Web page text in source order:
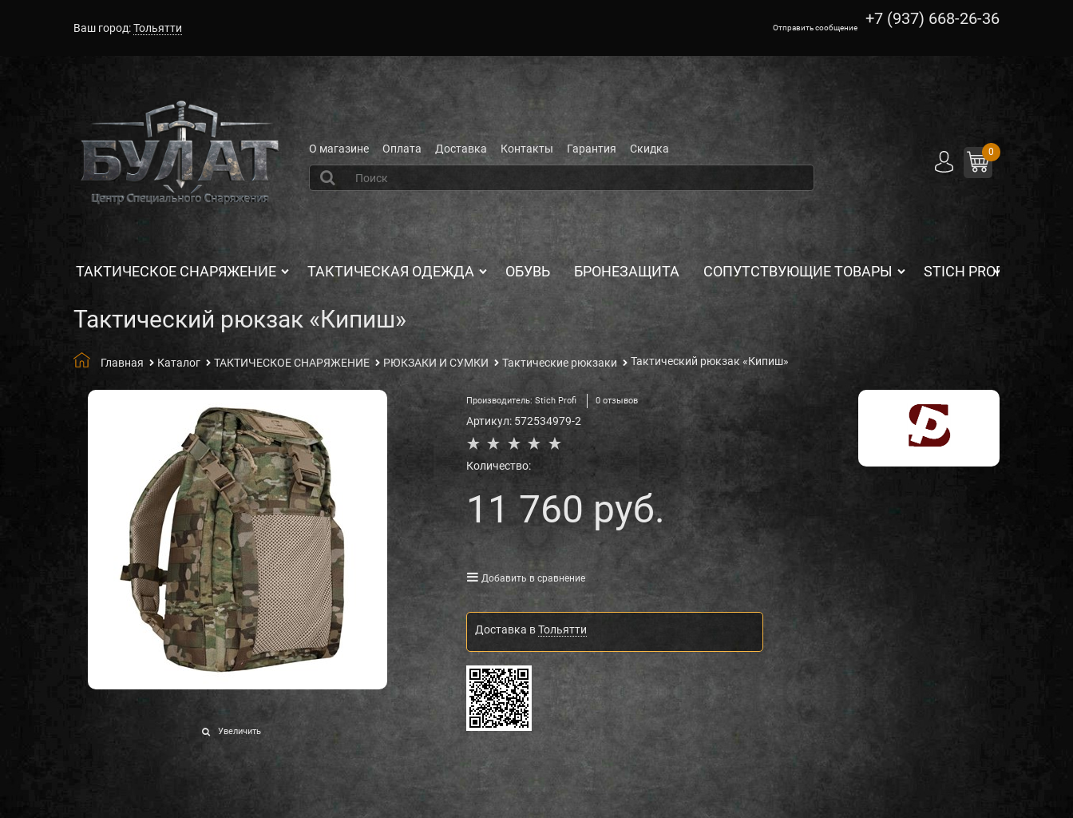
Ваш город:Тольятти Отправить сообщение +7 (937) 668-26-36
О магазине Оплата Доставка Контакты Гарантия Скидка 0
ТАКТИЧЕСКОЕ СНАРЯЖЕНИЕ ТАКТИЧЕСКАЯ ОДЕЖДА ОБУВЬ БРОНЕЗАЩИТА СОПУТСТВУЮЩИЕ ТОВАРЫ STICH PROFI
Тактический рюкзак «Кипиш»
Главная Каталог ТАКТИЧЕСКОЕ СНАРЯЖЕНИЕ РЮКЗАКИ И СУМКИ Тактические рюкзаки Тактический рюкзак «Кипиш»
Увеличить
Производитель: Stich Profi 0 отзывов
Артикул: 572534979-2
Количество:
11 760 руб.
Добавить в сравнение
Доставка вТольятти